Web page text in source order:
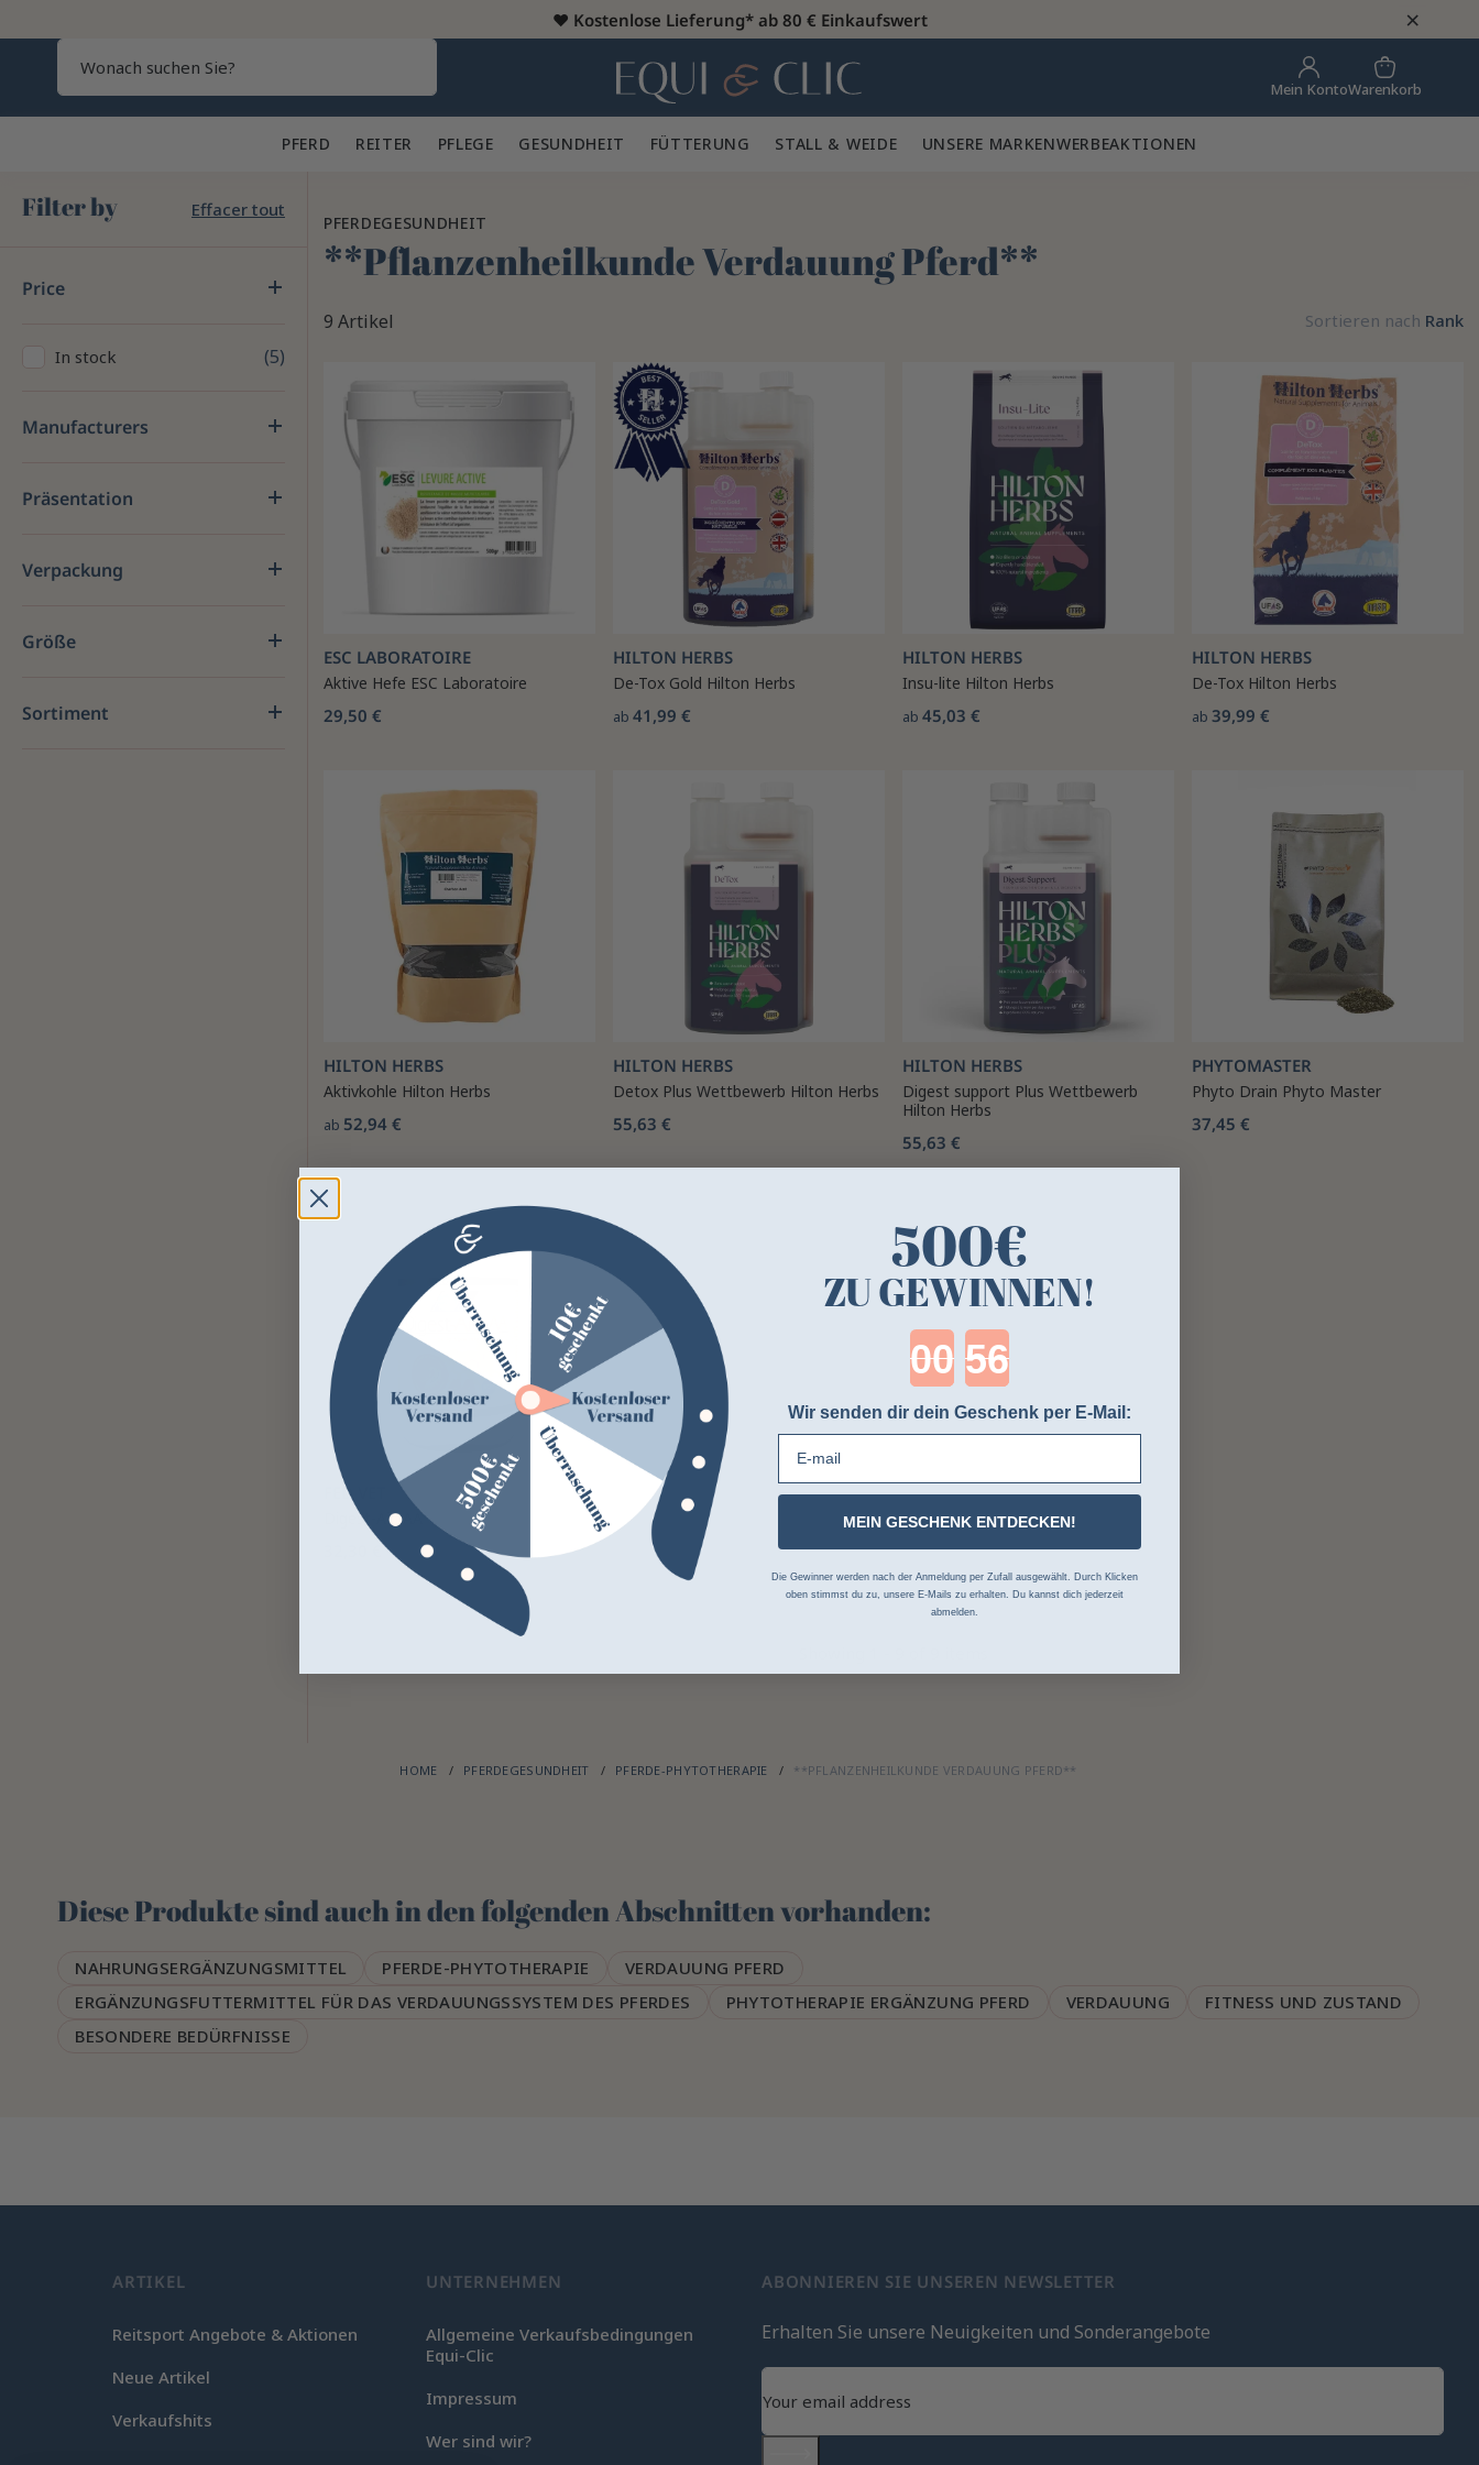
♥️ Kostenlose Lieferung* ab 80 € Einkaufswert ×
Heim Mein KontoWarenkorb
PFERD 🐎 REITER 👕 PFLEGE 🪮 GESUNDHEIT ✨ FÜTTERUNG 🥕 STALL & WEIDE 🍃 UNSERE MARKENWERBEAKTIONEN
Filter by Effacer tout
Price
In stock 5
Manufacturers
Präsentation
Verpackung
Größe
Sortiment
PFERDEGESUNDHEIT
**Pflanzenheilkunde Verdauung Pferd**
9 Artikel Sortieren nach Rank
ESC LABORATOIRE
Aktive Hefe ESC Laboratoire
29,50 €
HILTON HERBS
De-Tox Gold Hilton Herbs
ab 41,99 €
HILTON HERBS
Insu-lite Hilton Herbs
ab 45,03 €
HILTON HERBS
De-Tox Hilton Herbs
ab 39,99 €
HILTON HERBS
Aktivkohle Hilton Herbs
ab 52,94 €
HILTON HERBS
Detox Plus Wettbewerb Hilton Herbs
55,63 €
HILTON HERBS
Digest support Plus Wettbewerb
Hilton Herbs
55,63 €
PHYTOMASTER
Phyto Drain Phyto Master
37,45 €
FED VET
Digest-Aid AA
HOME PFERDEGESUNDHEIT PFERDE-PHYTOTHERAPIE **PFLANZENHEILKUNDE VERDAUUNG PFERD**
Diese Produkte sind auch in den folgenden Abschnitten vorhanden:
NAHRUNGSERGÄNZUNGSMITTEL PFERDE-PHYTOTHERAPIE
VERDAUUNG PFERD
ERGÄNZUNGSFUTTERMITTEL FÜR DAS VERDAUUNGSSYSTEM DES PFERDES
PHYTOTHERAPIE ERGÄNZUNG PFERD VERDAUUNG
FITNESS UND ZUSTAND
BESONDERE BEDÜRFNISSE
ARTIKEL
Reitsport Angebote & Aktionen
Neue Artikel
Verkaufshits
UNTERNEHMEN
Allgemeine Verkaufsbedingungen
Equi-Clic
Impressum
Wer sind wir?
ABONNIEREN SIE UNSEREN NEWSLETTER
Erhalten Sie unsere Neuigkeiten und Sonderangebote
500€
ZU GEWINNEN!
Countdown ends in:
Wir senden dir dein Geschenk per E-Mail:
MEIN GESCHENK ENTDECKEN!
Die Gewinner werden nach der Anmeldung per Zufall ausgewählt. Durch Klicken
oben stimmst du zu, unsere E-Mails zu erhalten. Du kannst dich jederzeit
abmelden.